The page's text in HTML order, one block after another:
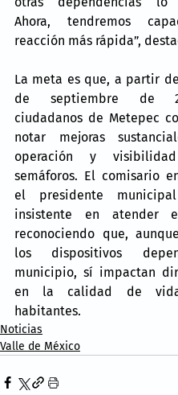
Ahora, tendremos
reacción más rápida”,
La meta es que, a partir
de septiembre de
ciudadanos de Metepec
notar mejoras
operación y
semáforos. El comisario
el presidente
insistente en atender
reconociendo que,
los dispositivos
municipio, sí impactan
en la calidad de
habitantes.
Noticias
Valle de México